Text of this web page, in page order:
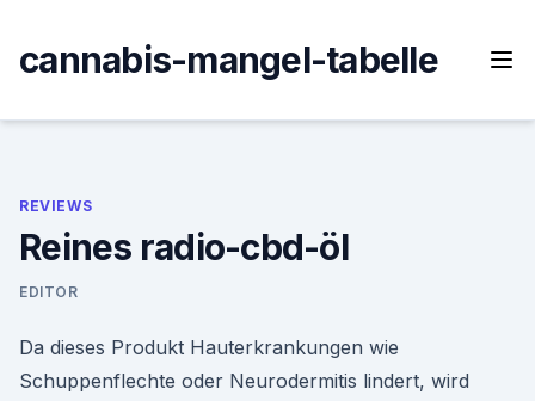
content
cannabis-mangel-tabelle
REVIEWS
Reines radio-cbd-öl
EDITOR
Da dieses Produkt Hauterkrankungen wie
Schuppenflechte oder Neurodermitis lindert, wird